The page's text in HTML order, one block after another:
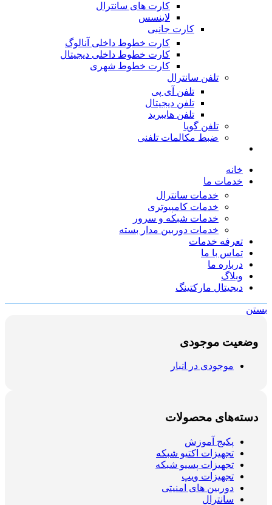
کارت های سانترال
لاینسس
کارت جانبی
کارت خطوط داخلی آنالوگ
کارت خطوط داخلی دیجیتال
کارت خطوط شهری
تلفن سانترال
تلفن آی پی
تلفن دیجیتال
تلفن هایبرید
تلفن گویا
ضبط مکالمات تلفنی
خانه
خدمات ما
خدمات سانترال
خدمات کامپیوتری
خدمات شبکه و سرور
خدمات دوربین مدار بسته
تعرفه خدمات
تماس با ما
درباره ما
وبلاگ
دیجیتال مارکتینگ
بستن
وضعیت موجودی
موجودی در انبار
دسته‌های محصولات
پکیج آموزش
تجهیزات اکتیو شبکه
تجهیزات پسیو شبکه
تجهیزات ویپ
دوربین های امنیتی
سانترال